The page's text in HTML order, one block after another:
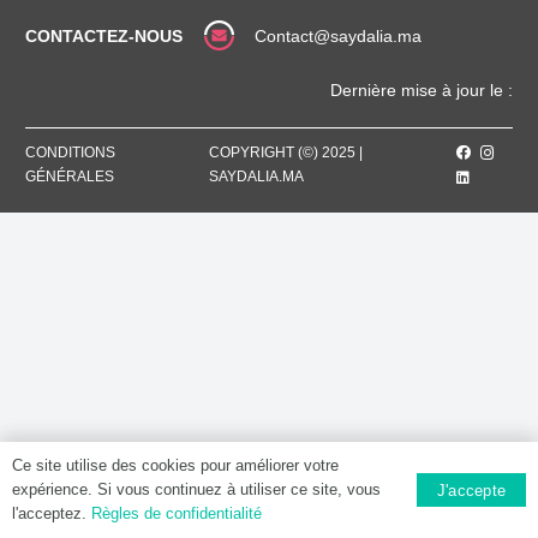
CONTACTEZ-NOUS Contact@saydalia.ma
Dernière mise à jour le :
CONDITIONS
GÉNÉRALES
COPYRIGHT (©) 2025 |
SAYDALIA.MA
Ce site utilise des cookies pour améliorer votre
expérience. Si vous continuez à utiliser ce site, vous
l'acceptez. Règles de confidentialité
J'accepte